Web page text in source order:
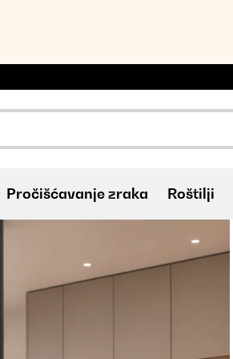
Pročišćavanje zraka Roštilji